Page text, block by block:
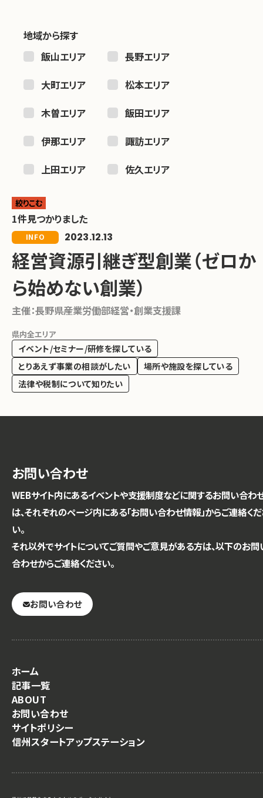
地域から探す
飯山エリア
長野エリア
大町エリア
松本エリア
木曽エリア
飯田エリア
伊那エリア
諏訪エリア
上田エリア
佐久エリア
絞りこむ
1件見つかりました
INFO 2023.12.13
経営資源引継ぎ型創業（ゼロか
ら始めない創業）
主催：長野県産業労働部経営・創業支援課
県内全エリア
イベント/セミナー/研修を探している
とりあえず事業の相談がしたい
場所や施設を探している
法律や税制について知りたい
お問い合わせ
WEBサイト内にあるイベントや支援制度などに関するお問い合わ
は、それぞれのページ内にある「お問い合わせ情報」からご連絡く
い。
それ以外でサイトについてご質問やご意見がある方は、以下のお問
合わせからご連絡ください。
お問い合わせ
ホーム
記事一覧
ABOUT
お問い合わせ
サイトポリシー
信州スタートアップステーション